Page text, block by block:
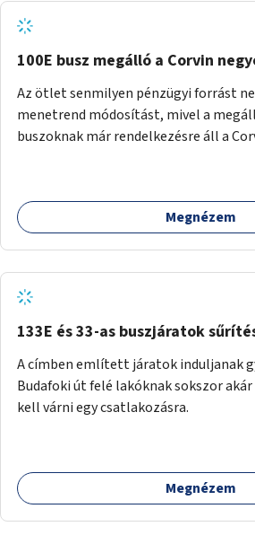
tud állni a megállóba. A környéken a
csúcsidőben már most is fullos, a
befejeztével hatványozódni fog az
100E busz megálló a Corvin
Az ötlet senmilyen pénzügyi forrást
menetrend módosítást, mivel a
buszoknak már rendelkezésre áll a
ha a 100E reptéri busz a Corvin
megállna - főleg éjjel, amikor a metró
nem hosszabbítaná meg sokkal, a 4-6
viszont a Kálvin tér-Corvin negyed utat
perccel rövidítheti az utazási idejét.
Megnézem
133E és 33-as buszjáratok
A címben említett járatok induljanak
Budafoki út felé lakóknak sokszor
kell várni egy csatlakozásra.
Megnézem